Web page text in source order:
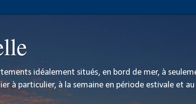
idéalement situés, en bord de mer, à
à particulier, à la semaine en période estivale et